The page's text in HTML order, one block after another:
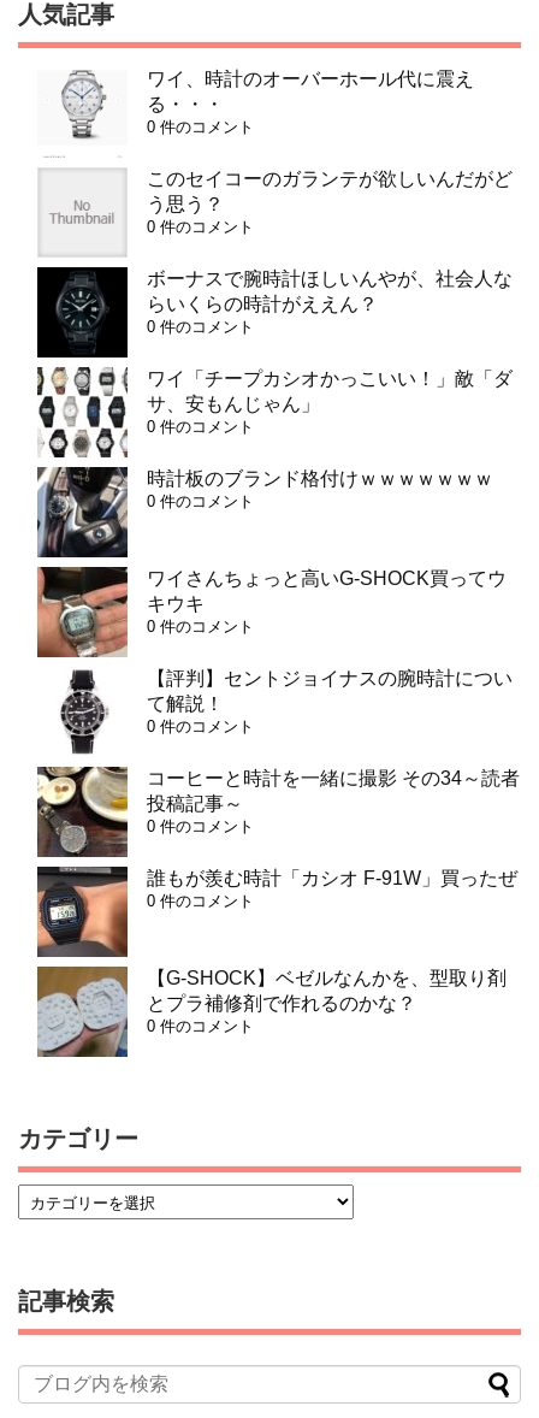
人気記事
ワイ、時計のオーバーホール代に震え
る・・・
0 件のコメント
このセイコーのガランテが欲しいんだがど
う思う？
0 件のコメント
ボーナスで腕時計ほしいんやが、社会人な
らいくらの時計がええん？
0 件のコメント
ワイ「チープカシオかっこいい！」敵「ダ
サ、安もんじゃん」
0 件のコメント
時計板のブランド格付けｗｗｗｗｗｗｗ
0 件のコメント
ワイさんちょっと高いG-SHOCK買ってウ
キウキ
0 件のコメント
【評判】セントジョイナスの腕時計につい
て解説！
0 件のコメント
コーヒーと時計を一緒に撮影 その34～読者
投稿記事～
0 件のコメント
誰もが羨む時計「カシオ F-91W」買ったぜ
0 件のコメント
【G-SHOCK】ベゼルなんかを、型取り剤
とプラ補修剤で作れるのかな？
0 件のコメント
カテゴリー
記事検索